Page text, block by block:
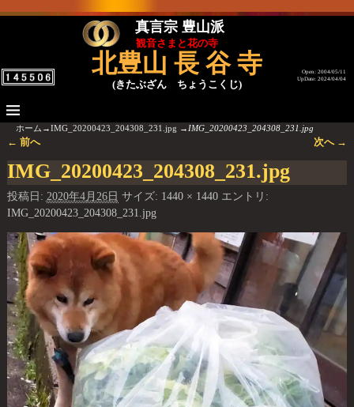
真言宗 豊山派
観音さまと花の寺
北豊山 長 谷 寺
(きたぶざん ちょうこくじ)
Open: 2004/05/11
UpDate: 2024/04/04
ホーム →IMG_20200423_204308_231.jpg →IMG_20200423_204308_231.jpg
← 前へ 次へ →
IMG_20200423_204308_231.jpg
投稿日: 2020年4月26日 サイズ: 1440 × 1440エントリ:
IMG_20200423_204308_231.jpg